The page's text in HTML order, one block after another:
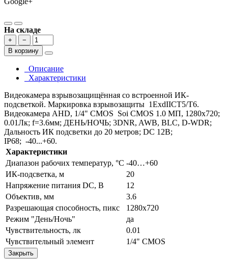
На складе
+
−
В корзину
Описание
Характеристики
Видеокамера взрывозащищённая со встроенной ИК-
подсветкой. Маркировка взрывозащиты 1ExdIICТ5/Т6.
Видеокамера AHD, 1/4" CMOS Soi CMOS 1.0 МП, 1280х720;
0.01Лк; f=3.6мм; ДЕНЬ/НОЧЬ; 3DNR, AWB, BLC, D-WDR;
Дальность ИК подсветки до 20 метров; DC 12В;
IP68; -40...+60.
Характеристики
Диапазон рабочих температур, °С -40…+60
ИК-подсветка, м
20
Напряжение питания DC, В
12
Объектив, мм
3.6
Разрешающая способность, пикс
1280х720
Режим "День/Ночь"
да
Чувствительность, лк
0.01
Чувствительный элемент
1/4" CMOS
Закрыть